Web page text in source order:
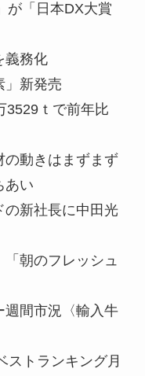
が「日本DX大賞
義務化
」新発売
3529ｔで前年比
の動きはまずまず
あい
の新社長に中田光
「朝のフレッシュ
週間市況〈輸入牛
ストランキング月